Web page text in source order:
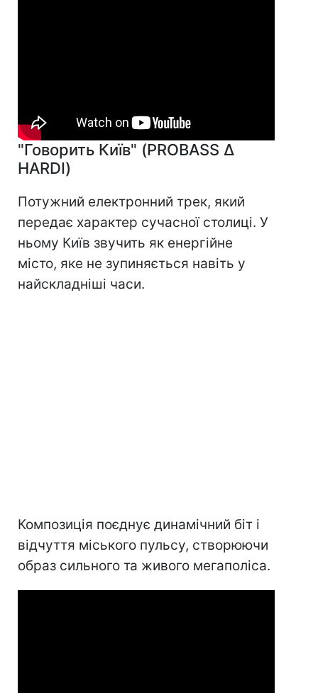
"Говорить Київ" (PROBASS ∆
HARDI)
Потужний електронний трек, який
передає характер сучасної столиці. У
ньому Київ звучить як енергійне
місто, яке не зупиняється навіть у
найскладніші часи.
Композиція поєднує динамічний біт і
відчуття міського пульсу, створюючи
образ сильного та живого мегаполіса.